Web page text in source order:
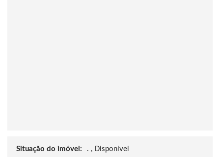
Situação do imóvel:
. , Disponível